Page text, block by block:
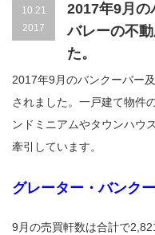
10.21
2017
2017年9月の
バレーの不
た。
2017年9月のバンクーバー
されました。一戸建て物件
ンドミニアムやタウンハウ
牽引しています。
グレーター・バンク
9月の売買軒数は合計で